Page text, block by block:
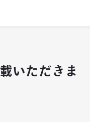
いただきま